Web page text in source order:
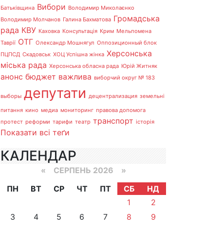
Батьківщина Вибори Володимир Миколаєнко
Володимир Молчанов Галина Бахматова Громадська
рада КВУ Каховка Консультація Крим Мельпомена
Таврії ОТГ Олександр Мошнягул Оппозиционный блок
ПЦПСД Скадовськ ХОЦ Успішна жінка Херсонська
міська рада Херсонська обласна рада Юрій Житняк
анонс бюджет важлива виборчий округ № 183
выборы депутати децентрализация земельні
питання кино медиа мониторинг правова допомога
протест реформи тарифи театр транспорт історія
Показати всі теґи
КАЛЕНДАР
« СЕРПЕНЬ 2026 »
ПН
ВТ СР ЧТ ПТ СБ
НД
1
2
3
4 5 6 7 8
9